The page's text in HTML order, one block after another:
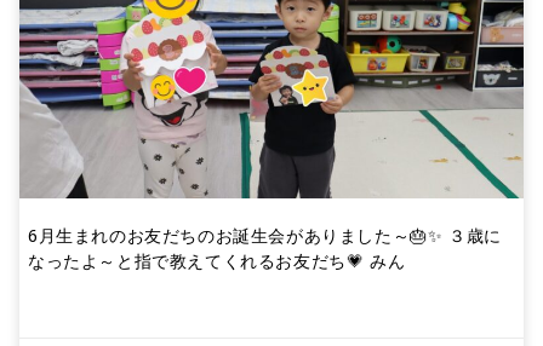
6月生まれのお友だちのお誕生会がありました～🎂✨ ３歳に
なったよ～と指で教えてくれるお友だち💗 みん